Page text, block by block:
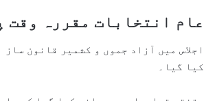
عام انتخابات مقررہ وقت
اجلاس میں آزاد جموں و کشمیر قانون
کیا گیا۔